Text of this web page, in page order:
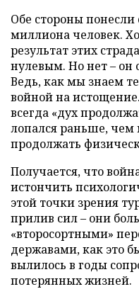
Обе стороны
миллиона человек.
результат этих
нулевым. Но нет – он
Ведь, как мы знаем
войной на
всегда «дух
лопался раньше, чем
продолжать
Получается, что
истончить
этой точки зрения
прилив сил – они
«второсортными»
державами, как это
вылилось в годы
потерянных жизней.